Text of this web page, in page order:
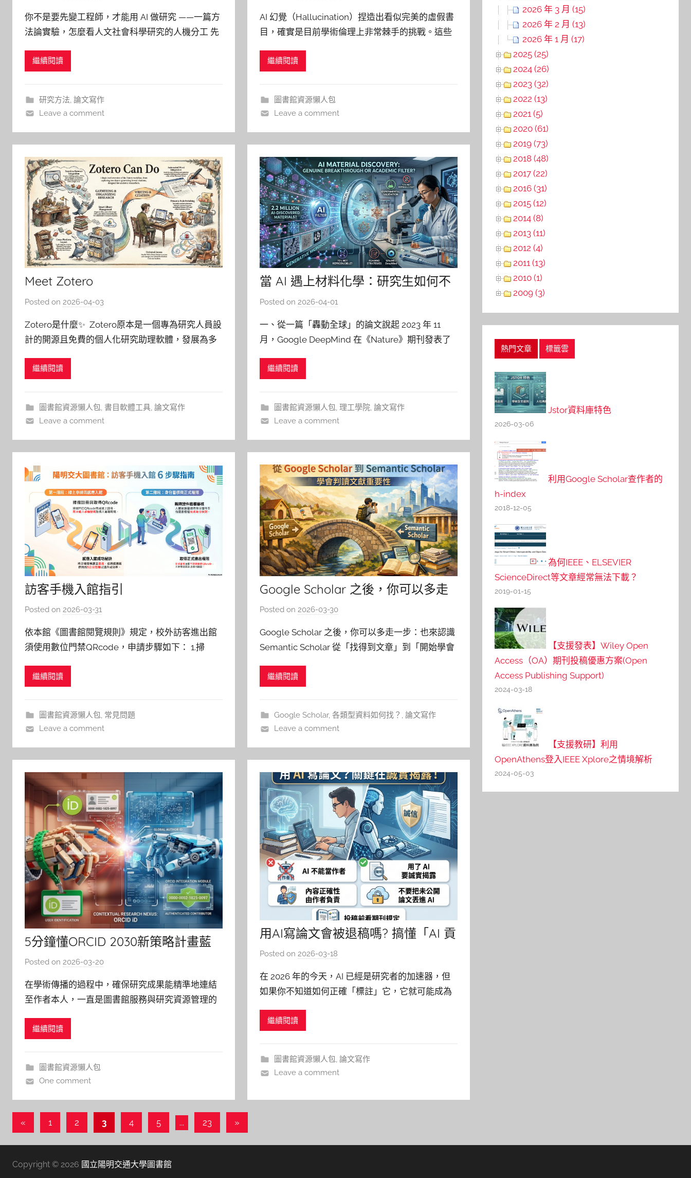
柯
文
你不是要先變工程師，才能用 AI 做研究 ——一篇方
法論實驗，怎麼看人文社會科學研究的人機分工 先
麼用才不會出問題 如果你是人文社會科學的師生，
害，應該能幫
繼續閱讀
研究方法, 論文寫作
Leave a comment
c
y
AI 幻覺（Hallucination）捏造出看似完美的虛假書
目，確實是目前學術倫理上非常棘手的挑戰。這些
者，但這篇文章根本不存在。 目前市面上還沒有一
或「自動比對
繼續閱讀
圖書館資源懶人包
Leave a comment
Meet Zotero
Posted on 2026-04-03
湯
春
Zotero是什麼✨ Zotero原本是一個專為研究人員設
計的開源且免費的個人化研究助理軟體，發展為多
繁瑣流程。該平台具備高度自動化功能，使用者只
的引文生成能力，支援
繼續閱讀
圖書館資源懶人包, 書目軟體工具, 論文寫作
Leave a comment
當 AI 遇上材料化學：研究生如何不
被「看起來很厲害」的論文誤導？
Posted on2026-04-01
p
i
一、從一篇「轟動全球」的論文說起 2023 年 11
月，Google DeepMind 在《Nature》期刊發表了
2023）。該論文描述了一套以圖神經網路（Graph
繼續閱讀
圖書館資源懶人包, 理工學院, 論文寫作
Leave a comment
訪客手機入館指引
Posted on 2026-03-31
c
h
依本館《圖書館閱覽規則》規定，校外訪客進出館
須使用數位門禁QRcode，申請步驟如下： 1.掃
照 網站指引操作直至「註冊申請完成」 3.點選 返回
繼續閱讀
圖書館資源懶人包, 常見問題
Leave a comment
Google Scholar 之後，你可以多走
一步：也來認識 Semantic Scholar
Posted on2026-03-30
柯
文
Google Scholar 之後，你可以多走一步：也來認識
Semantic Scholar 從「找得到文章」到「開始學會
先承認一件事：大家都是從 Google Scholar 開始的
繼續閱讀
Google Scholar, 各類型資料如何找？ , 論文寫作
Leave a comment
5分鐘懂ORCID 2030新策略計畫藍
圖
Posted on 2026-03-20
湯
春
在學術傳播的過程中，確保研究成果能精準地連結
至作者本人，一直是圖書館服務與研究資源管理的
2030：推進研究的未來 (Advancing the Future of
繼續閱讀
圖書館資源懶人包
One comment
用AI寫論文會被退稿嗎? 搞懂「AI 貢
獻聲明」，別踩學術誠信紅線
Posted on2026-03-18
p
i
在 2026 年的今天，AI 已經是研究者的加速器，但
如果你不知道如何正確「標註」它，它就可能成為
Publication Ethics (COPE出版倫理委員會) 的相關
繼續閱讀
圖書館資源懶人包, 論文寫作
Leave a comment
文
導
« Previous
1 2 3 4 5 ... 23
Next
»
2026 年 3 月 (15)
2026 年 2 月 (13)
2026 年 1 月 (17)
2025 (25)
2024 (26)
2023 (32)
2022 (13)
2021 (5)
2020 (61)
2019 (73)
2018 (48)
2017 (22)
2016 (31)
2015 (12)
2014 (8)
2013 (11)
2012 (4)
2011 (13)
2010 (1)
2009 (3)
熱門文章 標籤雲
Jstor資料庫特色
2026-03-06
利用Google Scholar查作者的
h-index
2018-12-05
為何IEEE、ELSEVIER
ScienceDirect等文章經常無法下載？
2019-01-15
【支援發表】Wiley Open
Access（OA）期刊投稿優惠方案(Open
Access Publishing Support)
2024-03-18
【支援教研】利用
OpenAthens登入IEEE Xplore之情境解析
2024-05-03
Copyright © 2026 國立陽明交通大學圖書館